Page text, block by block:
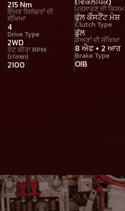
215 Nm
ਇੰਜਣ ਸਿਲੰਡਰਾਂ ਦੀ
ਸੰਖਿਆ
4
Drive Type
2WD
ਰੇਟ ਕੀਤਾ RPM
(r/min)
2100
ਪ੍ਰਸਾਰਣ ਦੀ ਕਿਸਮ
ਫੁੱਲ ਕੋੰਸਟੈਂਟ ਮੇਸ਼
Clutch Type
ਡੁੱਲ
ਗੇਅਰਾਂ ਦੀ ਸੰਖਿਆ
8 ਐਫ + 2 ਆਰ
Brake Type
OIB